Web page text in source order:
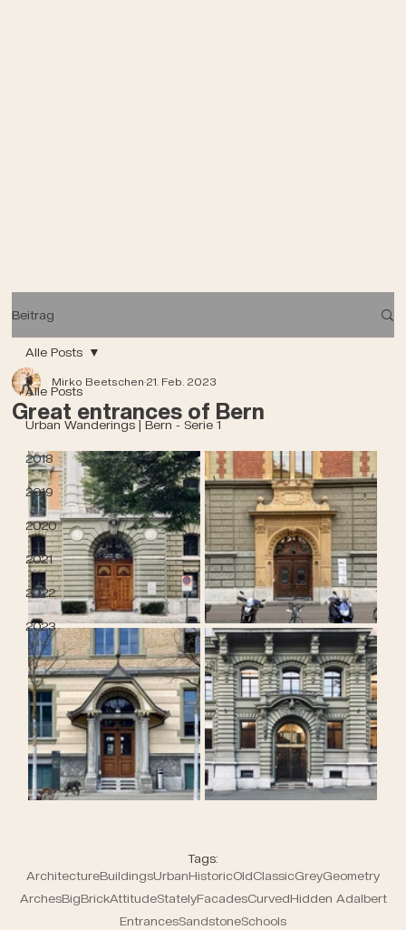
Beitrag
Alle Posts
Urban Wanderings | Bern - Serie 1
2018
2019
2020
2021
2022
2023
Alle Posts
Great entrances of Bern
Mirko Beetschen21. Feb. 2023
Tags:
ArchitectureBuildingsUrbanHistoricOldClassicGreyGeometry
ArchesBigBrickAttitudeStatelyFacadesCurvedHidden Adalbert
EntrancesSandstoneSchools